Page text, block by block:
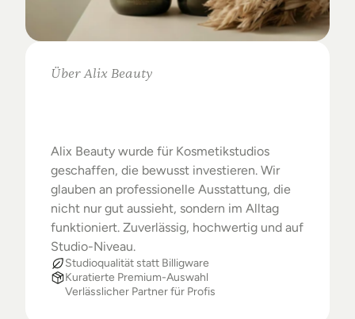
Über Alix Beauty
Alix Beauty wurde für Kosmetikstudios
geschaffen, die bewusst investieren. Wir
glauben an professionelle Ausstattung, die
nicht nur gut aussieht, sondern im Alltag
funktioniert. Zuverlässig, hochwertig und auf
Studio-Niveau.
Studioqualität statt Billigware
Kuratierte Premium-Auswahl
Verlässlicher Partner für Profis